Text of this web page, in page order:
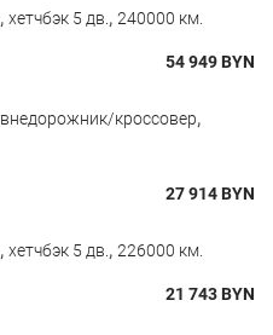
, хетчбэк 5 дв., 240000 км.
54 949BYN
внедорожник/кроссовер,
27 914BYN
, хетчбэк 5 дв., 226000 км.
21 743BYN